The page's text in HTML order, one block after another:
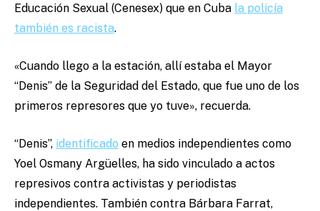
Educación Sexual (Cenesex) que en Cuba la policía
también es racista.
«Cuando llego a la estación, allí estaba el Mayor
“Denis” de la Seguridad del Estado, que fue uno de los
primeros represores que yo tuve», recuerda.
“Denis”, identificado en medios independientes como
Yoel Osmany Argüelles, ha sido vinculado a actos
represivos contra activistas y periodistas
independientes. También contra Bárbara Farrat,